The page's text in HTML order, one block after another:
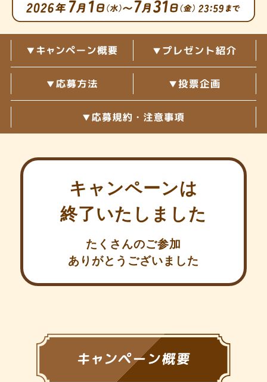
キャンペーンは
終了いたしました
たくさんのご参加
ありがとうございました